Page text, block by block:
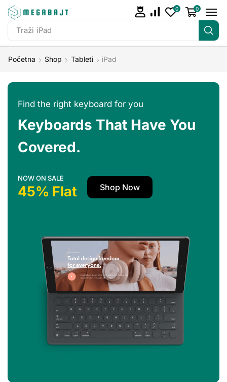
Traži iPad
0 0
Početna Shop Tableti iPad
Find the right keyboard for you
Keyboards That Have You
Covered.
NOW ON SALE
45% Flat Shop Now